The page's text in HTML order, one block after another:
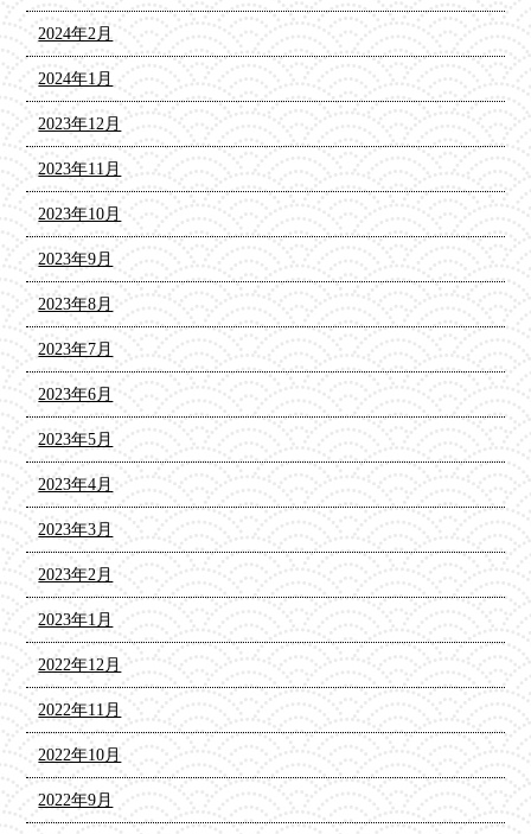
2024年2月
2024年1月
2023年12月
2023年11月
2023年10月
2023年9月
2023年8月
2023年7月
2023年6月
2023年5月
2023年4月
2023年3月
2023年2月
2023年1月
2022年12月
2022年11月
2022年10月
2022年9月